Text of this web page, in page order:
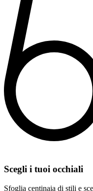
Scegli i tuoi occhiali
Sfoglia centinaia di stili e